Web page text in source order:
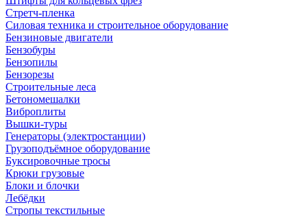
Стретч-пленка
Силовая техника и строительное оборудование
Бензиновые двигатели
Бензобуры
Бензопилы
Бензорезы
Строительные леса
Бетономешалки
Виброплиты
Вышки-туры
Генераторы (электростанции)
Грузоподъёмное оборудование
Буксировочные тросы
Крюки грузовые
Блоки и блочки
Лебёдки
Стропы текстильные